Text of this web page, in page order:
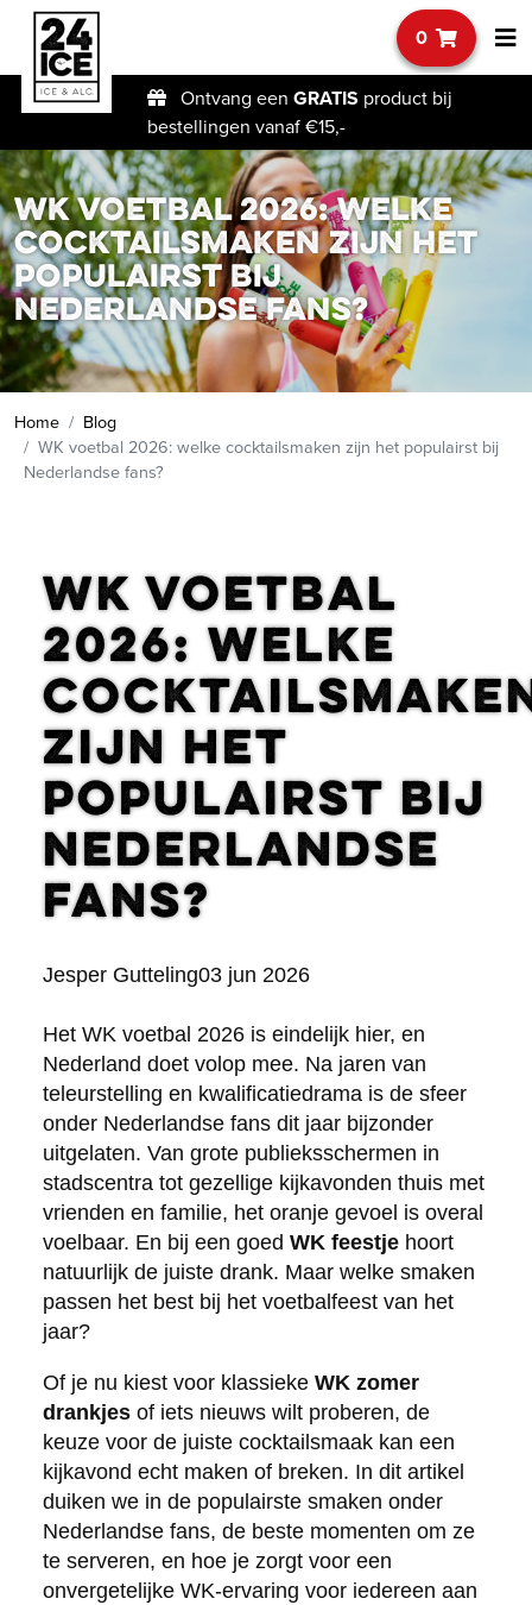
0
Ontvang een GRATIS product bij
bestellingen vanaf €15,-
WK voetbal 2026: welke
cocktailsmaken zijn het
populairst bij
Nederlandse fans?
Home
Blog
WK voetbal 2026: welke cocktailsmaken zijn het populairst bij
Nederlandse fans?
WK voetbal
2026: welke
zijn het
populairst bij
Nederlandse
fans?
Posted
Jesper Gutteling03 jun 2026
Het WK voetbal 2026 is eindelijk hier, en
Nederland doet volop mee. Na jaren van
teleurstelling en kwalificatiedrama is de sfeer
onder Nederlandse fans dit jaar bijzonder
uitgelaten. Van grote publieksschermen in
stadscentra tot gezellige kijkavonden thuis met
vrienden en familie, het oranje gevoel is overal
voelbaar. En bij een goed WK feestjehoort
natuurlijk de juiste drank. Maar welke smaken
passen het best bij het voetbalfeest van het
jaar?
Of je nu kiest voor klassieke WK zomer
drankjesof iets nieuws wilt proberen, de
keuze voor de juiste cocktailsmaak kan een
kijkavond echt maken of breken. In dit artikel
duiken we in de populairste smaken onder
Nederlandse fans, de beste momenten om ze
te serveren, en hoe je zorgt voor een
onvergetelijke WK-ervaring voor iedereen aan